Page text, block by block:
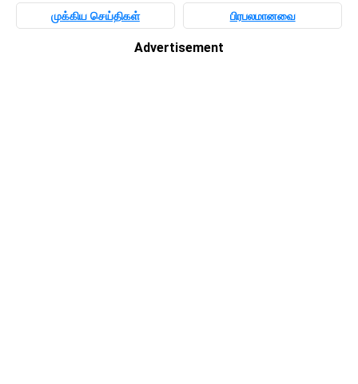
முக்கிய செய்திகள் பிரபலமானவை
Advertisement